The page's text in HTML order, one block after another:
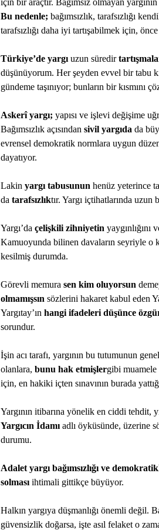
için bir araçtır. Bağımsız olmayan
Bu nedenle; bağımsızlık, tarafsızlığı
tarafsızlığı daha iyi tartışabilmek için,
Türkiye’de yargı uzun süredir
düşünüyorum. Her şeyden evvel bir tabu
gündeme taşınıyor; bunların bir kısmını
Askerî yargı; yapısı ve işlevi değişime
Bağımsızlık açısından sivil yargıda da
evrensel demokratik normlara uygun
dayatıyor.
Lakin yargı tabusunun henüz yeterince
da tarafsızlıktır. Yargı içtihatlarında
Yargı’da çelişkili zihniyetin
Kamuoyunda bilinen davaların seyriyle
kesilmiş durumda.
Görevli memura sen kim oluyorsun
olmamışsın sözlerini hakaret kabul eden
Yargıtay’ın hangi ifadeleri düşünce
sorundur.
İşin acı tarafı, yargının bu tutumunun
olanlara, bunu hak etmişlergibi muamele
için, en hakiki içten sınavının burada
Yargının itibarına yönelik en ciddi
Yargıcın İdamı adlı öyküsünde, üzerine
durumu.
Adalet yargı bağımsızlığı ve
solması ihtimali gittikçe büyüyor.
Halkın yargıya düşmanlığı önemli değil.
güvensizlik doğarsa, işte asıl felaket o